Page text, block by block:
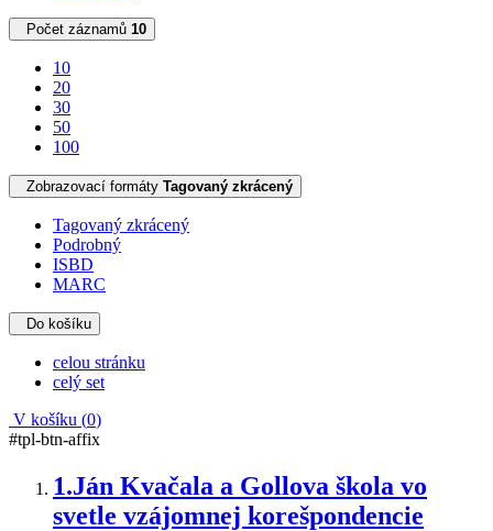
Počet záznamů 10
10
20
30
50
100
Zobrazovací formáty Tagovaný zkrácený
Tagovaný zkrácený
Podrobný
ISBD
MARC
Do košíku
celou stránku
celý set
V košíku (0)
#tpl-btn-affix
1.Ján Kvačala a Gollova škola vo
svetle vzájomnej korešpondencie